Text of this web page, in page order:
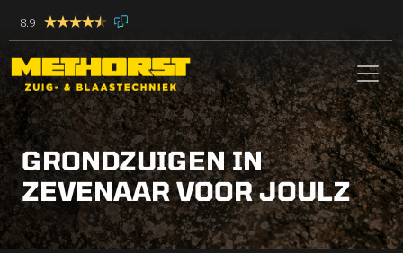
8.9
GRONDZUIGEN IN
ZEVENAAR VOOR JOULZ